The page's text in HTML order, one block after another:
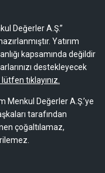
Değerler A.Ş.”
Yatırım
kapsamında değildir
destekleyecek
tıklayınız.
Menkul Değerler A.Ş.’ye
tarafından
çoğaltılamaz,